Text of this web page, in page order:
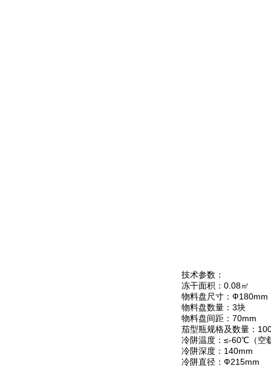
技术参数：
冻干面积：0.08㎡
物料盘尺寸：Ф180mm
物料盘数量：3块
物料盘间距：70mm
茄型瓶规格及数量：
冷阱温度：≤-60℃（空
冷阱深度：140mm
冷阱直径：Ф215mm